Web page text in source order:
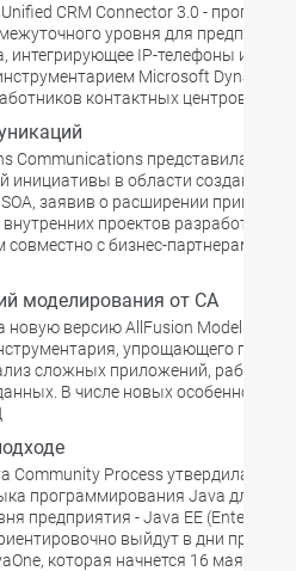
CRM Connector 3.0 -
уровня для
интегрирующее IP-телефоны и
Microsoft Dynamics
контактных центров.
Communications представила
инициативы в области создания
заявив о расширении
проектов разработки к
с бизнес-партнерами.
моделирования от CA
новую версию AllFusion Modelling
упрощающего
сложных приложений,
В числе новых особенностей
Community Process утвердила
программирования Java для
предприятия - Java EE (Enterprise
выйдут в дни
которая начнется 16 мая.